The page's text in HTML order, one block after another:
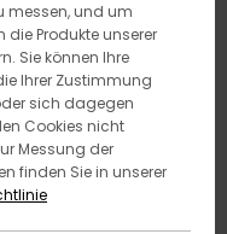
messen, und um
die Produkte unserer
Sie können Ihre
Ihrer Zustimmung
sich dagegen
Cookies nicht
Messung der
finden Sie in unserer